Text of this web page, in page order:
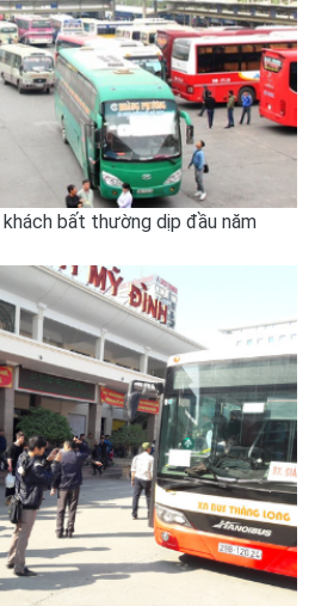
khách bất thường dịp đầu năm